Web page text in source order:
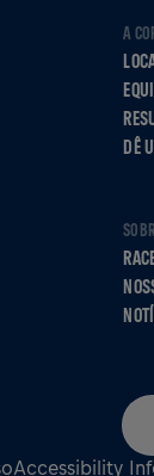
A
DÊ
Accessibility